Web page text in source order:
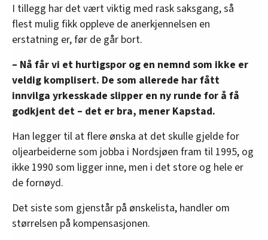
I tillegg har det vært viktig med rask saksgang, så
flest mulig fikk oppleve de anerkjennelsen en
erstatning er, før de går bort.
– Nå får vi et hurtigspor og en nemnd som ikke er
veldig komplisert. De som allerede har fått
innvilga yrkesskade slipper en ny runde for å få
godkjent det – det er bra, mener Kapstad.
Han legger til at flere ønska at det skulle gjelde for
oljearbeiderne som jobba i Nordsjøen fram til 1995, og
ikke 1990 som ligger inne, men i det store og hele er
de fornøyd.
Det siste som gjenstår på ønskelista, handler om
størrelsen på kompensasjonen.